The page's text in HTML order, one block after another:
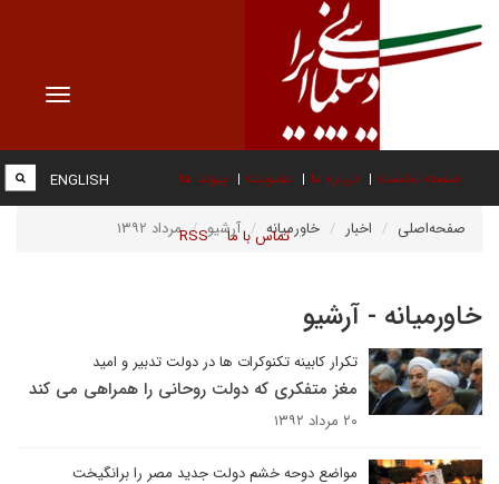
Toggle
صفحه نخست درباره ما عضویت پیوند ها
تماس با ما RSS
ENGLISH
صفحه‌اصلی اخبار خاورمیانه آرشیو مرداد ۱۳۹۲
خاورمیانه - آرشیو
تکرار کابینه تکنوکرات ها در دولت تدبیر و امید
مغز متفکری که دولت روحانی را همراهی می کند
۲۰ مرداد ۱۳۹۲
مواضع دوحه خشم دولت جدید مصر را برانگیخت